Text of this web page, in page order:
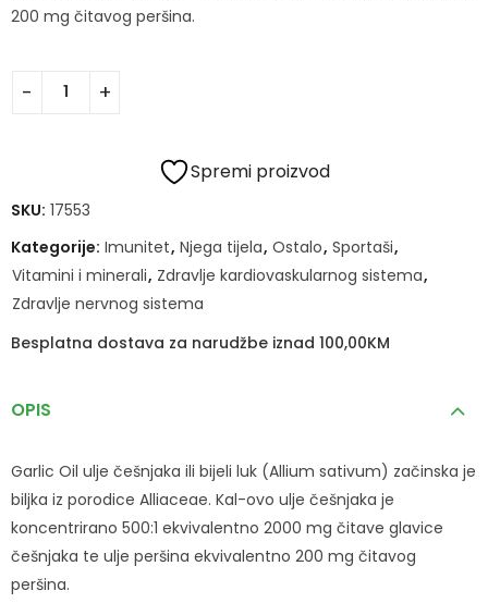
200 mg čitavog peršina.
Spremi proizvod
SKU: 17553
Kategorije: Imunitet, Njega tijela, Ostalo, Sportaši,
Vitamini i minerali, Zdravlje kardiovaskularnog sistema,
Zdravlje nervnog sistema
Besplatna dostava za narudžbe iznad 100,00KM
OPIS
Garlic Oil ulje češnjaka ili bijeli luk (Allium sativum) začinska je
biljka iz porodice Alliaceae. Kal-ovo ulje češnjaka je
koncentrirano 500:1 ekvivalentno 2000 mg čitave glavice
češnjaka te ulje peršina ekvivalentno 200 mg čitavog
peršina.